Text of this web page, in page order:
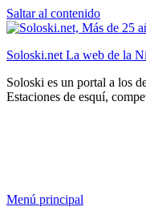
Saltar al contenido
Soloski.net La web de la
Soloski es un portal a los
Estaciones de esquí,
Menú principal